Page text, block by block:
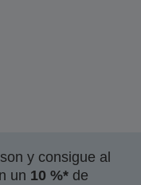
y consigue al
un 10 %* de